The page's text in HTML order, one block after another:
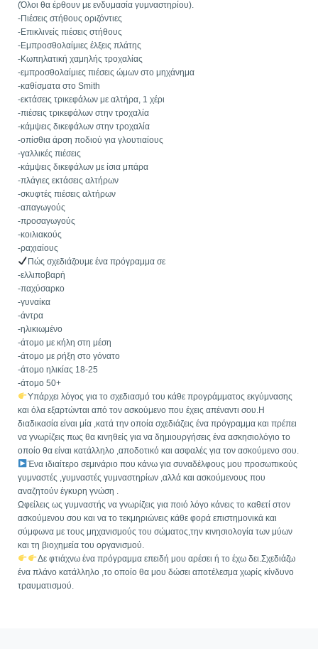
(Όλοι θα έρθουν με ενδυμασία γυμναστηρίου).
-Πιέσεις στήθους οριζόντιες
-Επικλινείς πιέσεις στήθους
-Εμπροσθολαίμιες έλξεις πλάτης
-Κωπηλατική χαμηλής τροχαλίας
-εμπροσθολαίμιες πιέσεις ώμων στο μηχάνημα
-καθίσματα στο Smith
-εκτάσεις τρικεφάλων με αλτήρα, 1 χέρι
-πιέσεις τρικεφάλων στην τροχαλία
-κάμψεις δικεφάλων στην τροχαλία
-οπίσθια άρση ποδιού για γλουτιαίους
-γαλλικές πιέσεις
-κάμψεις δικεφάλων με ίσια μπάρα
-πλάγιες εκτάσεις αλτήρων
-σκυφτές πιέσεις αλτήρων
-απαγωγούς
-προσαγωγούς
-κοιλιακούς
-ραχιαίους
Πώς σχεδιάζουμε ένα πρόγραμμα σε
-ελλιποβαρή
-παχύσαρκο
-γυναίκα
-άντρα
-ηλικιωμένο
-άτομο με κήλη στη μέση
-άτομο με ρήξη στο γόνατο
-άτομο ηλικίας 18-25
-άτομο 50+
Υπάρχει λόγος για το σχεδιασμό του κάθε προγράμματος εκγύμνασης
και όλα εξαρτώνται από τον ασκούμενο που έχεις απέναντι σου.Η
διαδικασία είναι μία ,κατά την οποία σχεδιάζεις ένα πρόγραμμα και πρέπει
να γνωρίζεις πως θα κινηθείς για να δημιουργήσεις ένα ασκησιολόγιο το
οποίο θα είναι κατάλληλο ,αποδοτικό και ασφαλές για τον ασκούμενο σου.
Ένα ιδιαίτερο σεμινάριο που κάνω για συναδέλφους μου προσωπικούς
γυμναστές ,γυμναστές γυμναστηρίων ,αλλά και ασκούμενους που
αναζητούν έγκυρη γνώση .
Ωφείλεις ως γυμναστής να γνωρίζεις για ποιό λόγο κάνεις το καθετί στον
ασκούμενου σου και να το τεκμηριώνεις κάθε φορά επιστημονικά και
σύμφωνα με τους μηχανισμούς του σώματος,την κινησιολογία των μύων
και τη βιοχημεία του οργανισμού.
Δε φτιάχνω ένα πρόγραμμα επειδή μου αρέσει ή το έχω δει.Σχεδιάζω
ένα πλάνο κατάλληλο ,το οποίο θα μου δώσει αποτέλεσμα χωρίς κίνδυνο
τραυματισμού.